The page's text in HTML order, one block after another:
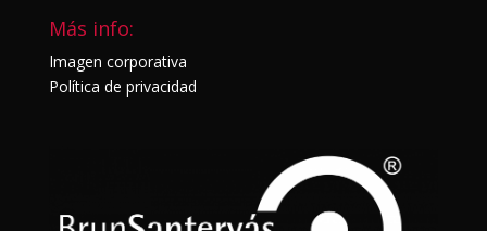
Más info:
Imagen corporativa
Política de privacidad